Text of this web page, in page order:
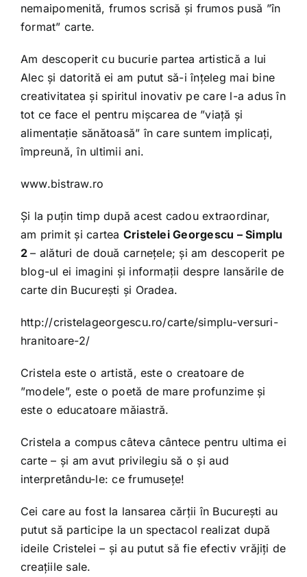
nemaipomenită, frumos scrisă și frumos pusă ”în
format” carte.
Am descoperit cu bucurie partea artistică a lui
Alec și datorită ei am putut să-i înțeleg mai bine
creativitatea și spiritul inovativ pe care l-a adus în
tot ce face el pentru mișcarea de ”viață și
alimentație sănătoasă” în care suntem implicați,
împreună, în ultimii ani.
www.bistraw.ro
Și la puțin timp după acest cadou extraordinar,
am primit și cartea Cristelei Georgescu – Simplu
2– alături de două carnețele; și am descoperit pe
blog-ul ei imagini și informații despre lansările de
carte din București și Oradea.
http://cristelageorgescu.ro/carte/simplu-versuri-
hranitoare-2/
Cristela este o artistă, este o creatoare de
”modele”, este o poetă de mare profunzime și
este o educatoare măiastră.
Cristela a compus câteva cântece pentru ultima ei
carte – și am avut privilegiu să o și aud
interpretându-le: ce frumusețe!
Cei care au fost la lansarea cărții în București au
putut să participe la un spectacol realizat după
ideile Cristelei – și au putut să fie efectiv vrăjiți de
creațiile sale.